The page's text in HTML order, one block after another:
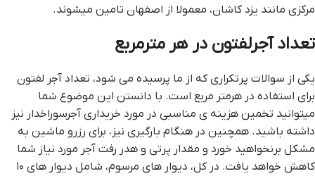
مرکزی مانند یزد کاشان، معمولا از اصفهان تامین میشوند.
تعداد آجرلفتون در هر مترمربع
یکی از سوالات پرتکراری که از ما پرسیده می شود، تعداد آجر لفتون
برای استفاده در هرمتر مربع است. با دانستن این موضوع شما
میتوانید تخمین هزینه ی مناسبی در مورد خریداری آجرسوراخدار نیز
داشته باشید. همچنین در هنگام بارگیری نیز، برای رزرو ماشین به
مشکل برنخواهید خورد و مقدار پرتی و هدر رفت آجر مورد نیاز شما
کاهش خواهد یافت. در کل، دیوار های مرسوم، شامل دیوار های ۱۰